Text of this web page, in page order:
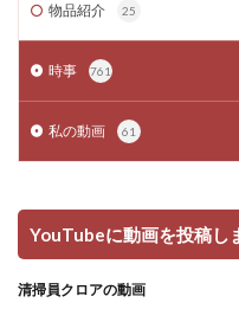
物品紹介 25
時事 761
私の動画 61
YouTubeに動画を投稿し
清掃員クロアの動画